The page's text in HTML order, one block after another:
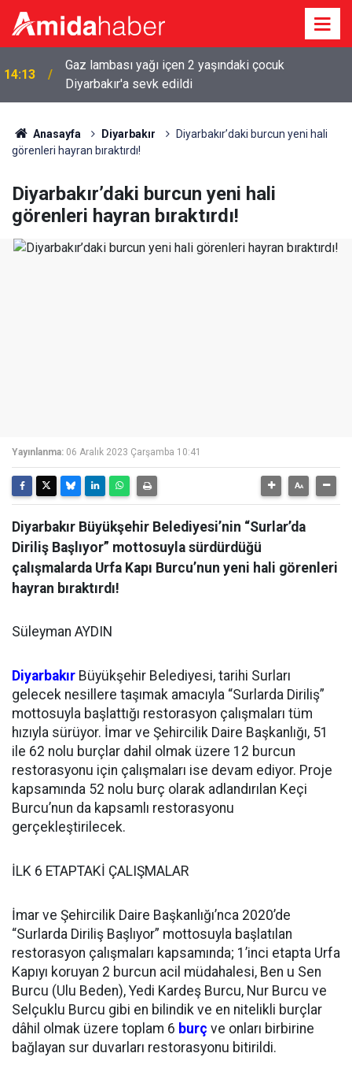
14:01
Kadın kılığında geldi, emekli polis memuruna kurşun
yağdırdı
Anasayfa Diyarbakır
Diyarbakır’daki burcun yeni hali
görenleri hayran bıraktırdı!
Diyarbakır’daki burcun yeni hali
görenleri hayran bıraktırdı!
Yayınlanma: 06 Aralık 2023 Çarşamba 10:41
Diyarbakır Büyükşehir Belediyesi’nin “Surlar’da
Diriliş Başlıyor” mottosuyla sürdürdüğü
çalışmalarda Urfa Kapı Burcu’nun yeni hali görenleri
hayran bıraktırdı!
Süleyman AYDIN
Diyarbakır Büyükşehir Belediyesi, tarihi Surları
gelecek nesillere taşımak amacıyla “Surlarda Diriliş”
mottosuyla başlattığı restorasyon çalışmaları tüm
hızıyla sürüyor. İmar ve Şehircilik Daire Başkanlığı, 51
ile 62 nolu burçlar dahil olmak üzere 12 burcun
restorasyonu için çalışmaları ise devam ediyor. Proje
kapsamında 52 nolu burç olarak adlandırılan Keçi
Burcu’nun da kapsamlı restorasyonu
gerçekleştirilecek.
İLK 6 ETAPTAKİ ÇALIŞMALAR
İmar ve Şehircilik Daire Başkanlığı’nca 2020’de
“Surlarda Diriliş Başlıyor” mottosuyla başlatılan
restorasyon çalışmaları kapsamında; 1’inci etapta Urfa
Kapıyı koruyan 2 burcun acil müdahalesi, Ben u Sen
Burcu (Ulu Beden), Yedi Kardeş Burcu, Nur Burcu ve
Selçuklu Burcu gibi en bilindik ve en nitelikli burçlar
dâhil olmak üzere toplam 6 burç ve onları birbirine
bağlayan sur duvarları restorasyonu bitirildi.